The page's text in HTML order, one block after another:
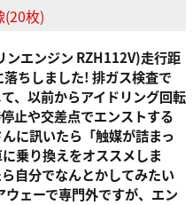
(20枚)
エンジン RZH112V)走行距
ちしました! 排ガス検査で
、以前からアイドリング回転
止や交差点でエンストする
に訊いたら「触媒が詰まっ
乗り換えをオススメしま
自分でなんとかしてみたい
ェーで専門外ですが、エン